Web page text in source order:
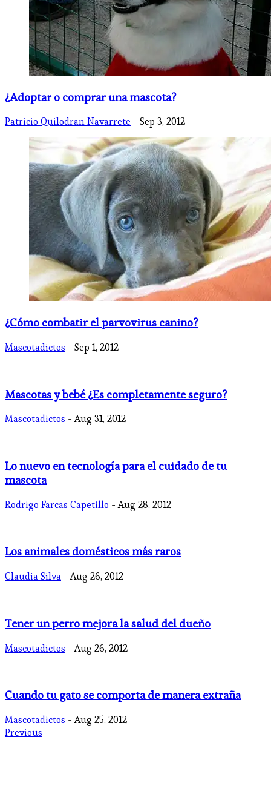
¿Adoptar o comprar una mascota?
Patricio Quilodran Navarrete - Sep 3, 2012
¿Cómo combatir el parvovirus canino?
Mascotadictos - Sep 1, 2012
Mascotas y bebé ¿Es completamente seguro?
Mascotadictos - Aug 31, 2012
Lo nuevo en tecnología para el cuidado de tu
mascota
Rodrigo Farcas Capetillo - Aug 28, 2012
Los animales domésticos más raros
Claudia Silva - Aug 26, 2012
Tener un perro mejora la salud del dueño
Mascotadictos - Aug 26, 2012
Cuando tu gato se comporta de manera extraña
Mascotadictos - Aug 25, 2012
Previous